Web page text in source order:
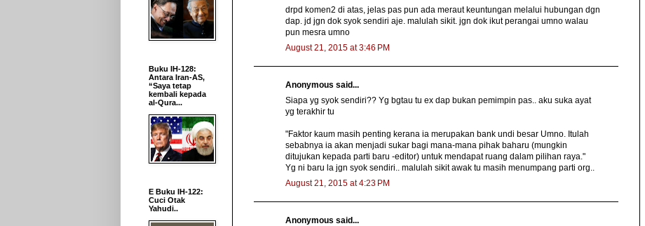
drpd komen2 di atas, jelas pas pun ada meraut keuntungan melalui hubungan dgn
dap. jd jgn dok syok sendiri aje. malulah sikit. jgn dok ikut perangai umno walau
pun mesra umno
August 21, 2015 at 3:46 PM
Anonymous said...
Siapa yg syok sendiri?? Yg bgtau tu ex dap bukan pemimpin pas.. aku suka ayat
yg terakhir tu
"Faktor kaum masih penting kerana ia merupakan bank undi besar Umno. Itulah
sebabnya ia akan menjadi sukar bagi mana-mana pihak baharu (mungkin
ditujukan kepada parti baru -editor) untuk mendapat ruang dalam pilihan raya."
Yg ni baru la jgn syok sendiri.. malulah sikit awak tu masih menumpang parti org..
August 21, 2015 at 4:23 PM
Anonymous said...
Buku IH-128:
Antara Iran-AS,
“Saya tetap
kembali kepada
al-Qura...
E Buku IH-122:
Cuci Otak
Yahudi..